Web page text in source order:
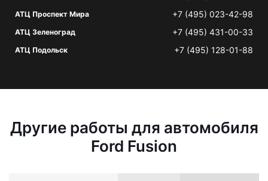
АТЦ Проспект Мира +7 (495) 023-42-98
АТЦ Зеленоград +7 (495) 431-00-33
АТЦ Подольск +7 (495) 128-01-88
Другие работы для автомобиля
Ford Fusion